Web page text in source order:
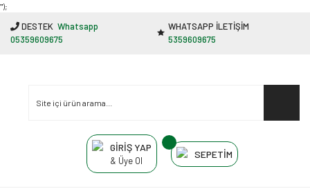
"');
DESTEK Whatsapp
05359609675
WHATSAPP İLETİŞİM
5359609675
GİRİŞ YAP
& Üye Ol
SEPETİM